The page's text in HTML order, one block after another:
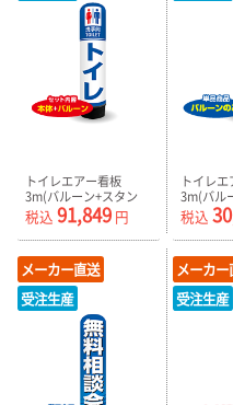
トイレエアー看板
3m(バルーン+スタン
ド) AR090130IN
税込 91,849 円
トイレ
3m(バル
税込
メーカー直送
受注生産
メーカー
受注生産